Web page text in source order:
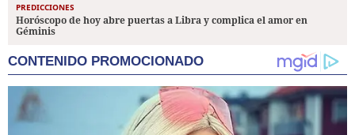
PREDICCIONES
Horóscopo de hoy abre puertas a Libra y complica el amor en
Géminis
CONTENIDO PROMOCIONADO